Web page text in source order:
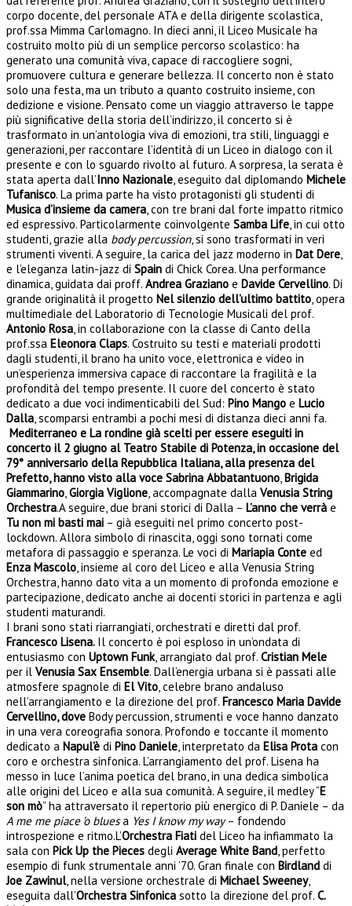
corpo docente, del personale ATA e della dirigente scolastica,
prof.ssa Mimma Carlomagno. In dieci anni, il Liceo Musicale ha
costruito molto più di un semplice percorso scolastico: ha
generato una comunità viva, capace di raccogliere sogni,
promuovere cultura e generare bellezza. Il concerto non è stato
solo una festa, ma un tributo a quanto costruito insieme, con
dedizione e visione. Pensato come un viaggio attraverso le tappe
più significative della storia dell’indirizzo, il concerto si è
trasformato in un’antologia viva di emozioni, tra stili, linguaggi e
generazioni, per raccontare l’identità di un Liceo in dialogo con il
presente e con lo sguardo rivolto al futuro. A sorpresa, la serata è
stata aperta dall’Inno Nazionale, eseguito dal diplomando Michele
Tufanisco. La prima parte ha visto protagonisti gli studenti di
Musica d’insieme da camera, con tre brani dal forte impatto ritmico
ed espressivo. Particolarmente coinvolgente Samba Life, in cui otto
studenti, grazie alla body percussion, si sono trasformati in veri
strumenti viventi. A seguire, la carica del jazz moderno in Dat Dere,
e l’eleganza latin-jazz di Spain di Chick Corea. Una performance
dinamica, guidata dai proff. Andrea Graziano e Davide Cervellino. Di
grande originalità il progetto Nel silenzio dell’ultimo battito, opera
multimediale del Laboratorio di Tecnologie Musicali del prof.
Antonio Rosa, in collaborazione con la classe di Canto della
prof.ssa Eleonora Claps. Costruito su testi e materiali prodotti
dagli studenti, il brano ha unito voce, elettronica e video in
un’esperienza immersiva capace di raccontare la fragilità e la
profondità del tempo presente. Il cuore del concerto è stato
dedicato a due voci indimenticabili del Sud: Pino Mango e Lucio
Dalla, scomparsi entrambi a pochi mesi di distanza dieci anni fa.
Mediterraneo e La rondine già scelti per essere eseguiti in
concerto il 2 giugno al Teatro Stabile di Potenza, in occasione del
79° anniversario della Repubblica Italiana, alla presenza del
Prefetto, hanno visto alla voce Sabrina Abbatantuono,Brigida
Giammarino,Giorgia Viglione, accompagnate dalla Venusia String
Orchestra.A seguire, due brani storici di Dalla – L’anno che verrà e
Tu non mi basti mai – già eseguiti nel primo concerto post-
lockdown. Allora simbolo di rinascita, oggi sono tornati come
metafora di passaggio e speranza. Le voci di Mariapia Conte ed
Enza Mascolo, insieme al coro del Liceo e alla Venusia String
Orchestra, hanno dato vita a un momento di profonda emozione e
partecipazione, dedicato anche ai docenti storici in partenza e agli
studenti maturandi.
I brani sono stati riarrangiati, orchestrati e diretti dal prof.
Francesco Lisena. Il concerto è poi esploso in un’ondata di
entusiasmo con Uptown Funk, arrangiato dal prof. Cristian Mele
per il Venusia Sax Ensemble. Dall’energia urbana si è passati alle
atmosfere spagnole di El Vito, celebre brano andaluso
nell’arrangiamento e la direzione del prof. Francesco Maria Davide
Cervellino, dove Body percussion, strumenti e voce hanno danzato
in una vera coreografia sonora. Profondo e toccante il momento
dedicato a Napul’è di Pino Daniele, interpretato da Elisa Prota con
coro e orchestra sinfonica. L’arrangiamento del prof. Lisena ha
messo in luce l’anima poetica del brano, in una dedica simbolica
alle origini del Liceo e alla sua comunità. A seguire, il medley “E
son mò” ha attraversato il repertorio più energico di P. Daniele – da
A me me piace ’o bluesa Yes I know my way– fondendo
introspezione e ritmo.L’Orchestra Fiati del Liceo ha infiammato la
sala con Pick Up the Pieces degli Average White Band, perfetto
esempio di funk strumentale anni ’70. Gran finale con Birdland di
Joe Zawinul, nella versione orchestrale di Michael Sweeney,
eseguita dall’Orchestra Sinfonica sotto la direzione del prof. C.